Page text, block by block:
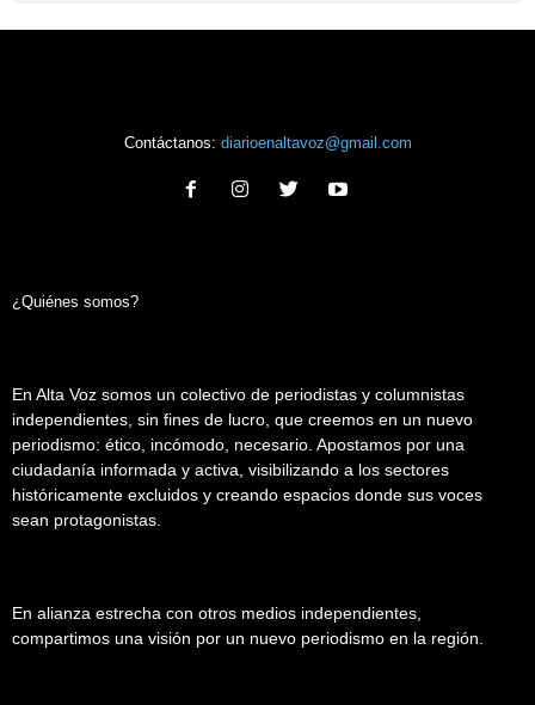
Contáctanos: diarioenaltavoz@gmail.com
¿Quiénes somos?
En Alta Voz somos un colectivo de periodistas y columnistas
independientes, sin fines de lucro, que creemos en un nuevo
periodismo: ético, incómodo, necesario. Apostamos por una
ciudadanía informada y activa, visibilizando a los sectores
históricamente excluidos y creando espacios donde sus voces
sean protagonistas.
En alianza estrecha con otros medios independientes,
compartimos una visión por un nuevo periodismo en la región.